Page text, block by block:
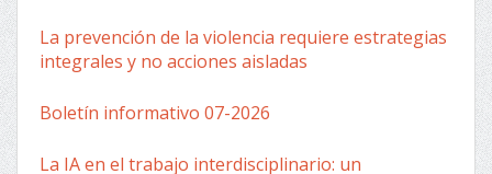
La prevención de la violencia requiere estrategias
integrales y no acciones aisladas
Boletín informativo 07-2026
La IA en el trabajo interdisciplinario: un